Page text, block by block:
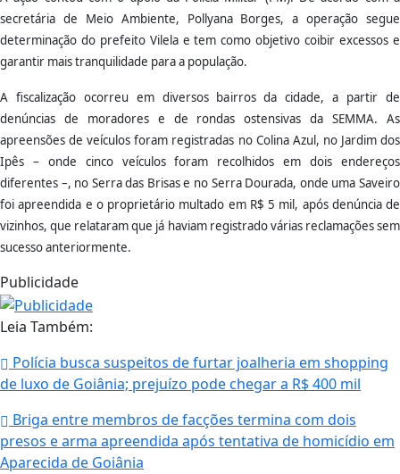
secretária de Meio Ambiente, Pollyana Borges, a operação segue
determinação do prefeito Vilela e tem como objetivo coibir excessos e
garantir mais tranquilidade para a população.
A fiscalização ocorreu em diversos bairros da cidade, a partir de
denúncias de moradores e de rondas ostensivas da SEMMA. As
apreensões de veículos foram registradas no Colina Azul, no Jardim dos
Ipês – onde cinco veículos foram recolhidos em dois endereços
diferentes –, no Serra das Brisas e no Serra Dourada, onde uma Saveiro
foi apreendida e o proprietário multado em R$ 5 mil, após denúncia de
vizinhos, que relataram que já haviam registrado várias reclamações sem
sucesso anteriormente.
Publicidade
Leia Também:
Polícia busca suspeitos de furtar joalheria em shopping
de luxo de Goiânia; prejuízo pode chegar a R$ 400 mil
Briga entre membros de facções termina com dois
presos e arma apreendida após tentativa de homicídio em
Aparecida de Goiânia